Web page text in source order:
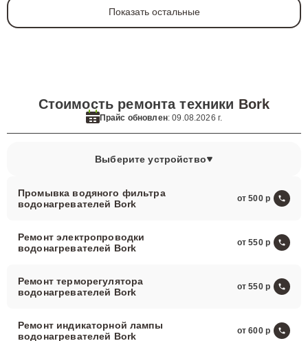
Показать остальные
Стоимость ремонта техники Bork
Прайс обновлен: 09.08.2026 г.
Выберите устройство
Промывка водяного фильтра
водонагревателей Bork
от 500
Ремонт электропроводки
водонагревателей Bork
от 550
Ремонт терморегулятора
водонагревателей Bork
от 550
Ремонт индикаторной лампы
водонагревателей Bork
от 600